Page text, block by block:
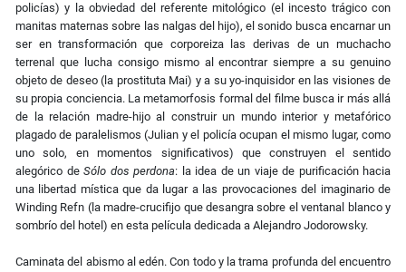
policías) y la obviedad del referente mitológico (el incesto trágico con
manitas maternas sobre las nalgas del hijo), el sonido busca encarnar un
ser en transformación que corporeiza las derivas de un muchacho
terrenal que lucha consigo mismo al encontrar siempre a su genuino
objeto de deseo (la prostituta Mai) y a su yo-inquisidor en las visiones de
su propia conciencia. La metamorfosis formal del filme busca ir más allá
de la relación madre-hijo al construir un mundo interior y metafórico
plagado de paralelismos (Julian y el policía ocupan el mismo lugar, como
uno solo, en momentos significativos) que construyen el sentido
alegórico de Sólo dos perdona: la idea de un viaje de purificación hacia
una libertad mística que da lugar a las provocaciones del imaginario de
Winding Refn (la madre-crucifijo que desangra sobre el ventanal blanco y
sombrío del hotel) en esta película dedicada a Alejandro Jodorowsky.
Caminata del abismo al edén. Con todo y la trama profunda del encuentro